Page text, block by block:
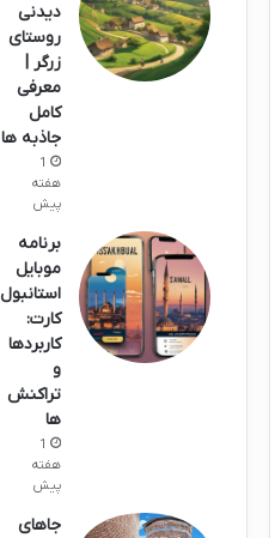
دیدنی
روستای
زرگر |
معرفی
کامل
جاذبه ها
1
هفته
پیش
برنامه
موبایل
استانبول
کارت:
کاربردها
و
تراکنش
ها
1
هفته
پیش
جاهای